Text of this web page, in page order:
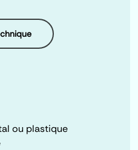
ou plastique